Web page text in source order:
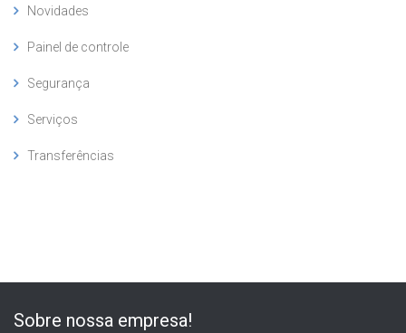
Novidades
Painel de controle
Segurança
Serviços
Transferências
Sobre nossa empresa!